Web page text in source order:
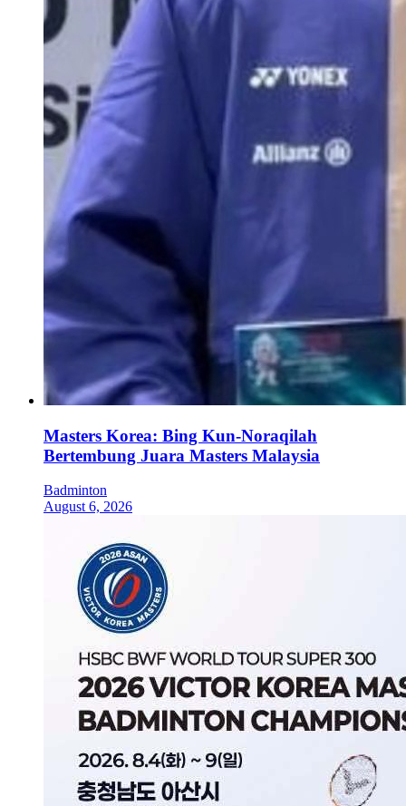
Masters Korea: Bing Kun-Noraqilah
Bertembung Juara Masters Malaysia
Badminton
August 6, 2026